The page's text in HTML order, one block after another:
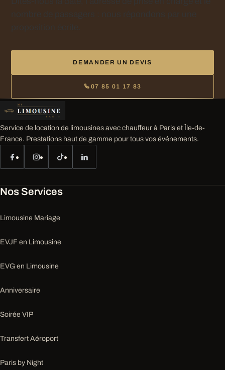
DEMANDER UN DEVIS
07 85 01 17 83
Service de location de limousines avec chauffeur à Paris et Île-de-
France. Prestations haut de gamme pour tous vos événements.
Nos Services
Limousine Mariage
EVJF en Limousine
EVG en Limousine
Anniversaire
Soirée VIP
Transfert Aéroport
Paris by Night